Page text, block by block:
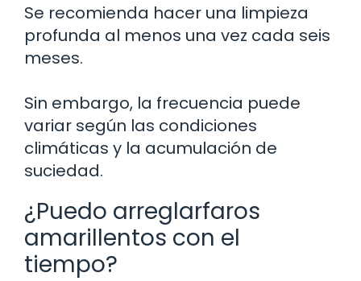
Se recomienda hacer una limpieza
profunda al menos una vez cada seis
meses.
Sin embargo, la frecuencia puede
variar según las condiciones
climáticas y la acumulación de
suciedad.
¿Puedo arreglarfaros
amarillentos con el
tiempo?